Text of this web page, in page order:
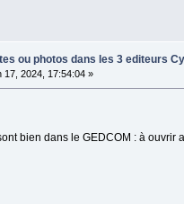
ou photos dans les 3 editeurs
17, 2024, 17:54:04 »
bien dans le GEDCOM : à